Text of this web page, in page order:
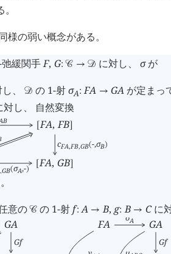
様の弱い概念がある。
弛緩関手F, G: 󰒚 → 󰒛 に対し、σが
、 󰒛 の 1-射σA: FA → GA が定まっ
対し、 自然変換
[FA, FB]
[FA, GB]
B
cFA,FB,GB(-,σB)
,GB(σA,-)
意の󰒚 の 1-射f: A → B, g: B → Cに
GA
Gf
FA GA
σA
Gf